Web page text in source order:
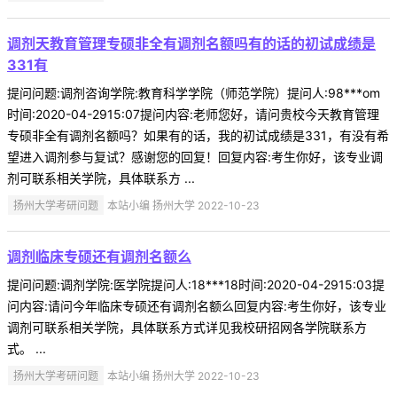
调剂天教育管理专硕非全有调剂名额吗有的话的初试成绩是
331有
提问问题:调剂咨询学院:教育科学学院（师范学院）提问人:98***om
时间:2020-04-2915:07提问内容:老师您好，请问贵校今天教育管理
专硕非全有调剂名额吗？如果有的话，我的初试成绩是331，有没有希
望进入调剂参与复试？感谢您的回复！回复内容:考生你好，该专业调
剂可联系相关学院，具体联系方 ...
扬州大学考研问题 本站小编 扬州大学 2022-10-23
调剂临床专硕还有调剂名额么
提问问题:调剂学院:医学院提问人:18***18时间:2020-04-2915:03提
问内容:请问今年临床专硕还有调剂名额么回复内容:考生你好，该专业
调剂可联系相关学院，具体联系方式详见我校研招网各学院联系方
式。 ...
扬州大学考研问题 本站小编 扬州大学 2022-10-23